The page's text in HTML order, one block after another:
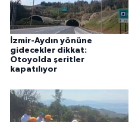
İzmir-Aydın yönüne
gidecekler dikkat:
Otoyolda şeritler
kapatılıyor